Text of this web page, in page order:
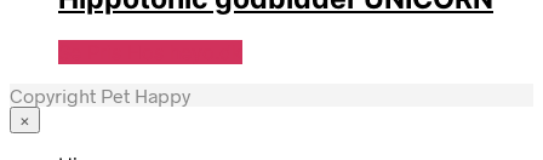
Copyright Pet Happy
×